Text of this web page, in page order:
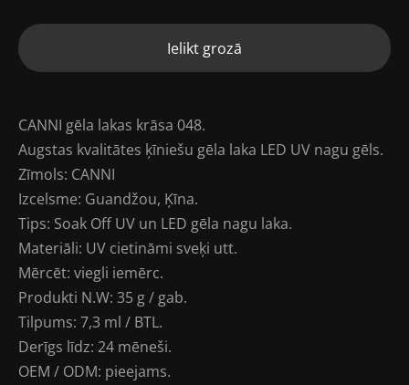
Ielikt grozā
CANNI gēla lakas krāsa 048.
Augstas kvalitātes ķīniešu gēla laka LED UV nagu gēls.
Zīmols: CANNI
Izcelsme: Guandžou, Ķīna.
Tips: Soak Off UV un LED gēla nagu laka.
Materiāli: UV cietināmi sveķi utt.
Mērcēt: viegli iemērc.
Produkti N.W: 35 g / gab.
Tilpums: 7,3 ml / BTL.
Derīgs līdz: 24 mēneši.
OEM / ODM: pieejams.